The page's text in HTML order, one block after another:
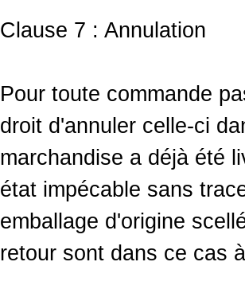
Clause 7 : Annulation
Pour toute commande
droit d'annuler celle-ci
marchandise a déjà été
état impécable sans
emballage d'origine
retour sont dans ce cas